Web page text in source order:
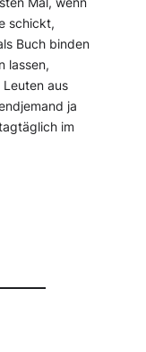
schickt,
Buch binden
lassen,
aus
ja
im